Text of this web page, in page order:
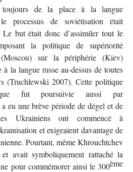
toujours de la place à la langue
processus de soviétisation était
Le but était donc d’assimiler tout le
la politique de supériorité
sur la périphérie (Kiev)
la langue russe au-dessus de toutes
(Truchlewski 2007). Cette politique
fut poursuivie aussi par
eu une brève période de dégel et de
Ukrainiens ont commencé à
et exigeaient davantage de
Pourtant, même Khrouchtchev
avait symboliquement rattaché la
pour commémorer ainsi le 300ème